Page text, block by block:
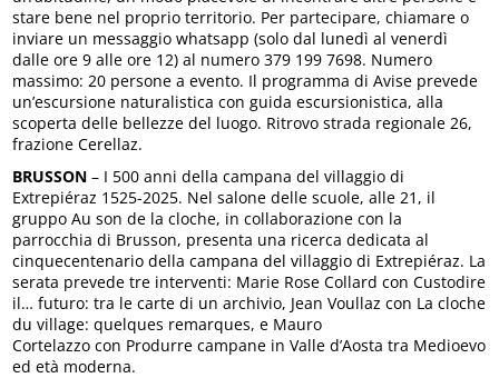
stare bene nel proprio territorio. Per partecipare, chiamare o
inviare un messaggio whatsapp (solo dal lunedì al venerdì
dalle ore 9 alle ore 12) al numero 379 199 7698. Numero
massimo: 20 persone a evento. Il programma di Avise prevede
un’escursione naturalistica con guida escursionistica, alla
scoperta delle bellezze del luogo. Ritrovo strada regionale 26,
frazione Cerellaz.
BRUSSON – I 500 anni della campana del villaggio di
Extrepiéraz 1525-2025. Nel salone delle scuole, alle 21, il
gruppo Au son de la cloche, in collaborazione con la
parrocchia di Brusson, presenta una ricerca dedicata al
cinquecentenario della campana del villaggio di Extrepiéraz. La
serata prevede tre interventi: Marie Rose Collard con Custodire
il… futuro: tra le carte di un archivio, Jean Voullaz con La cloche
du village: quelques remarques, e Mauro
Cortelazzo con Produrre campane in Valle d’Aosta tra Medioevo
ed età moderna.